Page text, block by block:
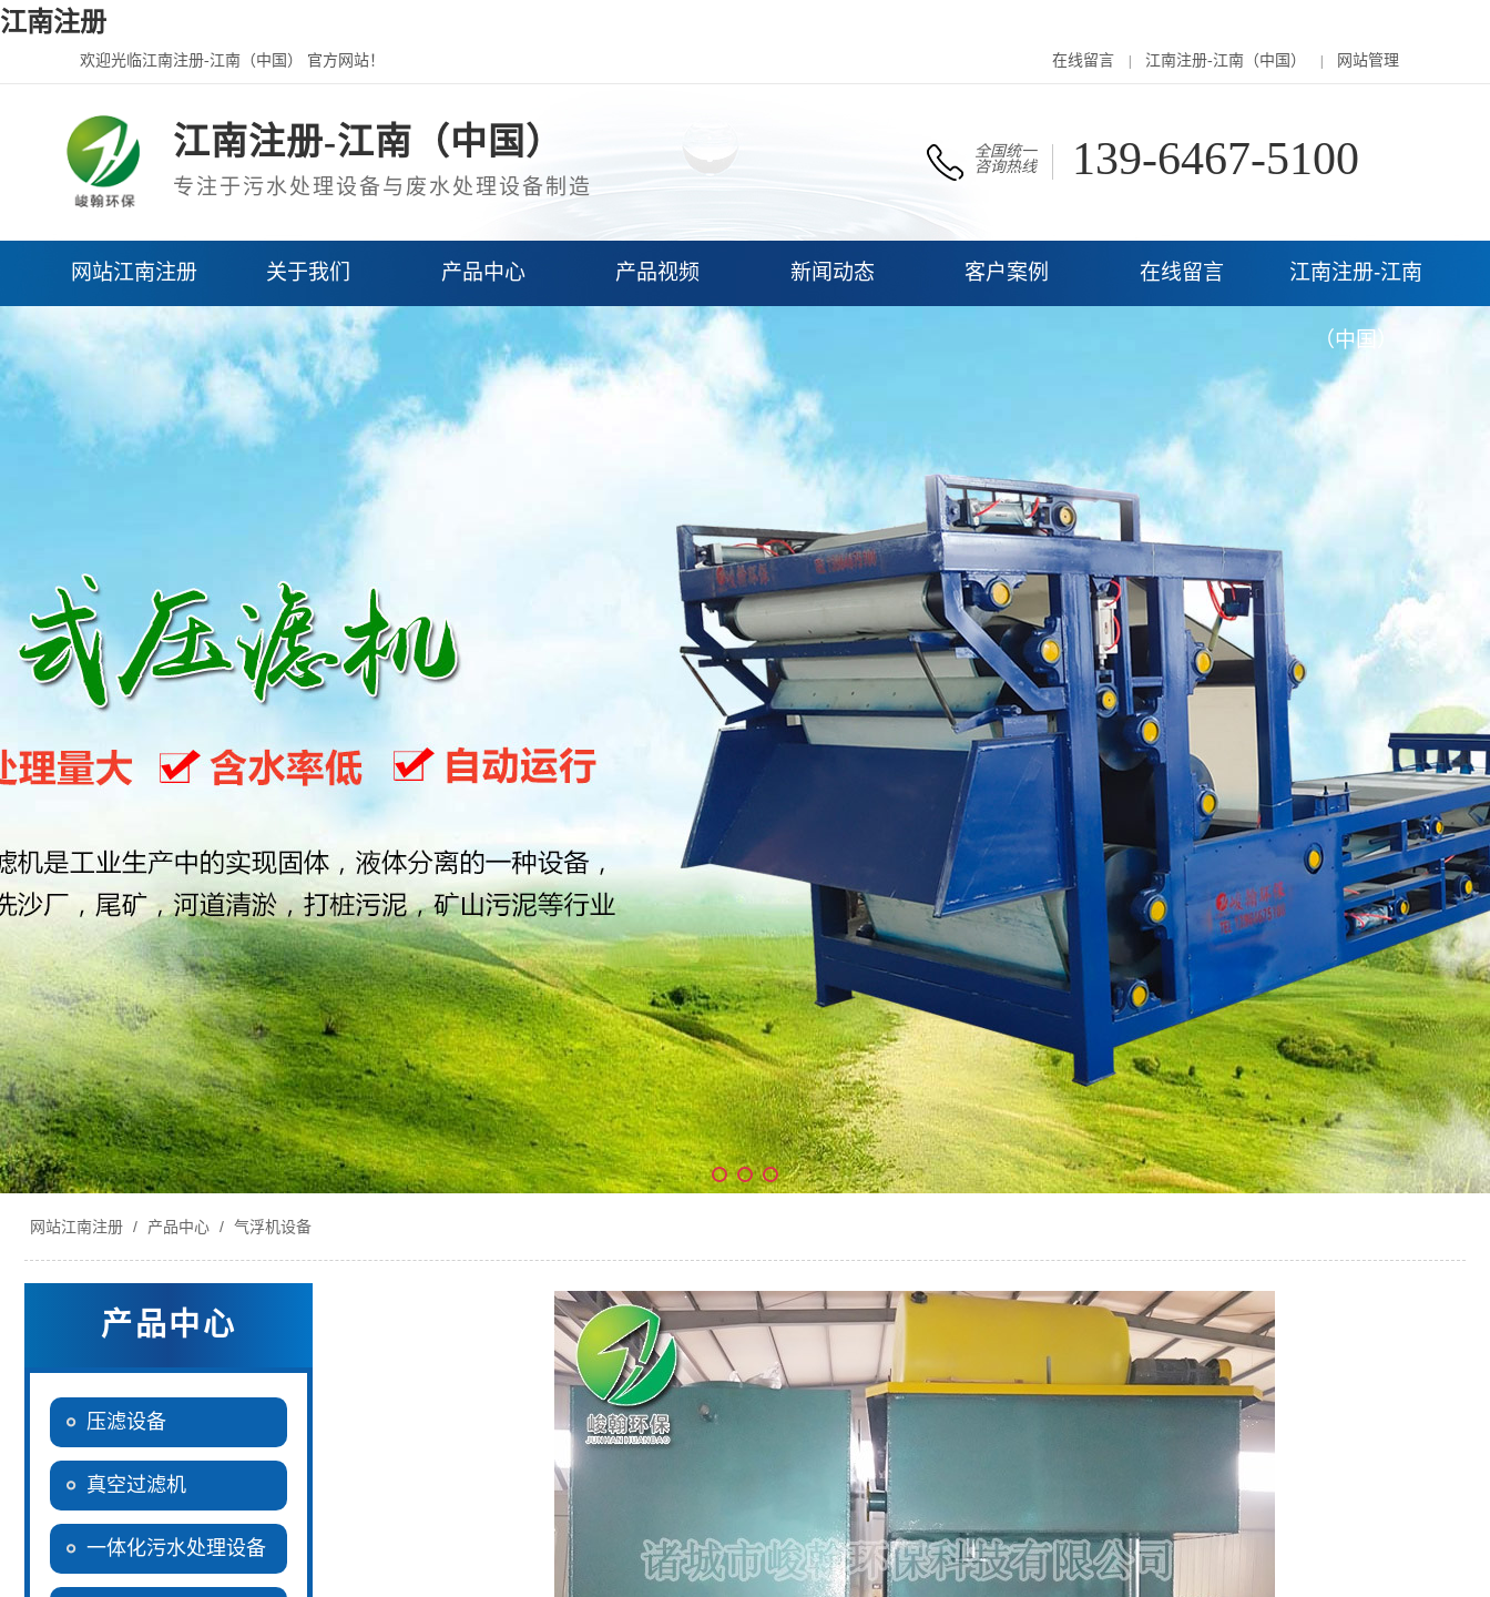
江南注册
欢迎光临江南注册-江南（中国） 官方网站！ 在线留言 江南注册-江南（中国） 网站管理
江南注册-江南（中国）
专注于污水处理设备与废水处理设备制造
全国统一
咨询热线
139-6467-5100
网站江南注册 关于我们 产品中心 产品视频 新闻动态 客户案例 在线留言 江南注册-江南
（中国）
网站江南注册 / 产品中心 / 气浮机设备
产品中心
压滤设备
真空过滤机
一体化污水处理设备